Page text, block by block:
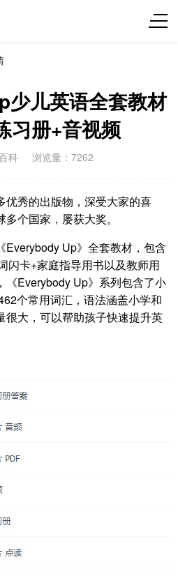
儿英语全套教材
习册+音视频
科 浏览量：7262
优秀的出版物，深受大家的喜
个国家，屡获大奖。
Everybody Up》全套教材，包含
闪卡+家庭指导用书以及教师用
《Everybody Up》系列包含了小
个常用词汇，语法涵盖小学和
很大，可以帮助孩子快速提升英